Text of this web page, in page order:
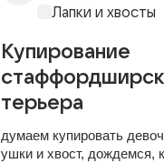
Лапки и хвосты
Купирование
терьера
думаем купировать
ушки и хвост, дождемся,